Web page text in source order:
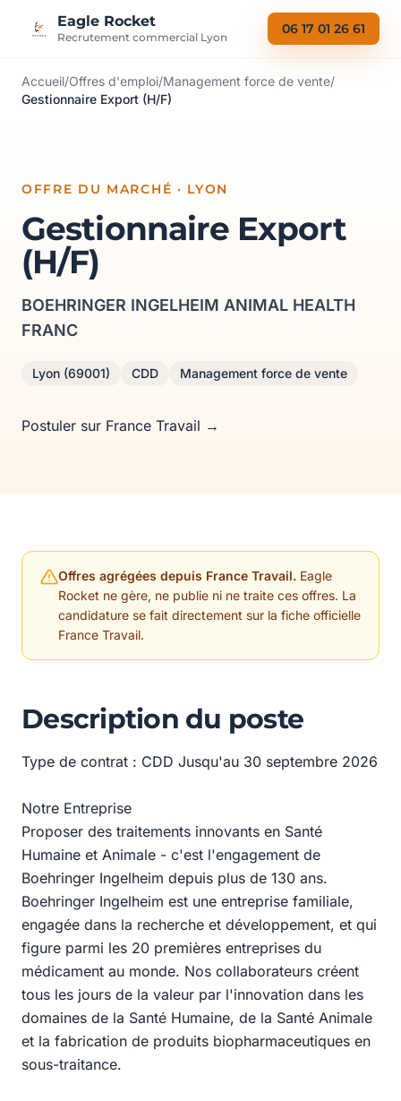
Eagle Rocket
Recrutement commercial Lyon
06 17 01 26 61
Accueil/Offres d'emploi/Management force de vente/
Gestionnaire Export (H/F)
OFFRE DU MARCHÉ · LYON
Gestionnaire Export
(H/F)
BOEHRINGER INGELHEIM ANIMAL HEALTH
FRANC
Lyon (69001) CDD Management force de vente
Postuler sur France Travail →
Offres agrégées depuis France Travail. Eagle
Rocket ne gère, ne publie ni ne traite ces offres. La
candidature se fait directement sur la fiche officielle
France Travail.
Description du poste
Type de contrat : CDD Jusqu'au 30 septembre 2026
Notre Entreprise
Proposer des traitements innovants en Santé
Humaine et Animale - c'est l'engagement de
Boehringer Ingelheim depuis plus de 130 ans.
Boehringer Ingelheim est une entreprise familiale,
engagée dans la recherche et développement, et qui
figure parmi les 20 premières entreprises du
médicament au monde. Nos collaborateurs créent
tous les jours de la valeur par l'innovation dans les
domaines de la Santé Humaine, de la Santé Animale
et la fabrication de produits biopharmaceutiques en
sous-traitance.